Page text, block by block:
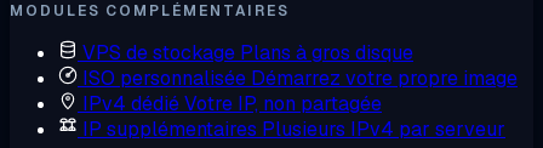
MODULES COMPLÉMENTAIRES
VPS de stockage Plans à gros disque
ISO personnalisée Démarrez votre propre image
IPv4 dédiéVotre IP, non partagée
IP supplémentaires Plusieurs IPv4 par serveur